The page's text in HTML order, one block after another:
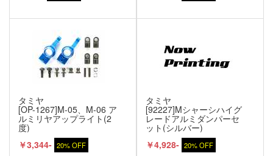
タミヤ
[OP-1267]M-05、M-06 ア
ルミリヤアップライト(2
度)
￥3,344- 20% OFF
タミヤ
[92227]Mシャーシハイグ
レードアルミダンパーセ
ット(シルバー)
￥4,928- 20% OFF